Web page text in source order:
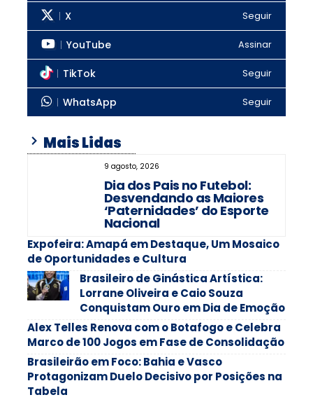
X Seguir
YouTube Assinar
TikTok Seguir
WhatsApp Seguir
Mais Lidas
9 agosto, 2026
Dia dos Pais no Futebol:
Desvendando as Maiores
‘Paternidades’ do Esporte
Nacional
Expofeira: Amapá em Destaque, Um Mosaico
de Oportunidades e Cultura
Brasileiro de Ginástica Artística:
Lorrane Oliveira e Caio Souza
Conquistam Ouro em Dia de Emoção
Alex Telles Renova com o Botafogo e Celebra
Marco de 100 Jogos em Fase de Consolidação
Brasileirão em Foco: Bahia e Vasco
Protagonizam Duelo Decisivo por Posições na
Tabela